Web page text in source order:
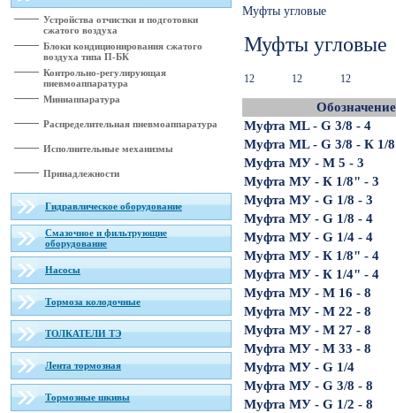
Устройства отчистки и подготовки
сжатого воздуха
Блоки кондиционирования сжатого
воздуха типа П-БК
Контрольно-регулирующая
пневмоаппаратура
Миниаппаратура
Распределительная пневмоаппаратура
Исполнительные механизмы
Принадлежности
Гидравлическое оборудование
Смазочное и фильтрующие
оборудование
Насосы
Тормоза колодочные
ТОЛКАТЕЛИ ТЭ
Лента тормозная
Тормозные шкивы
Муфты угловые
Муфты угловые
12 12 12
Обозначение
Муфта ML - G 3/8 - 4
Муфта ML - G 3/8 - К 1/
Муфта МУ - М 5 - 3
Муфта МУ - К 1/8" - 3
Муфта МУ - G 1/8 - 3
Муфта МУ - G 1/8 - 4
Муфта МУ - G 1/4 - 4
Муфта МУ - К 1/8" - 4
Муфта МУ - К 1/4" - 4
Муфта МУ - М 16 - 8
Муфта МУ - М 22 - 8
Муфта МУ - М 27 - 8
Муфта МУ - М 33 - 8
Муфта МУ - G 1/4
Муфта МУ - G 3/8 - 8
Муфта МУ - G 1/2 - 8